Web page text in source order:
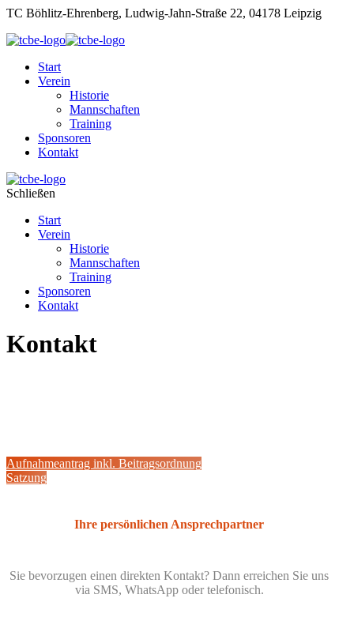
TC Böhlitz-Ehrenberg, Ludwig-Jahn-Straße 22, 04178 Leipzig
Start
Verein
Historie
Mannschaften
Training
Sponsoren
Kontakt
Schließen
Start
Verein
Historie
Mannschaften
Training
Sponsoren
Kontakt
Kontakt
Aufnahmeantrag inkl. Beitragsordnung
Satzung
Ihre persönlichen Ansprechpartner
Sie bevorzugen einen direkten Kontakt? Dann erreichen Sie uns
via SMS, WhatsApp oder telefonisch.